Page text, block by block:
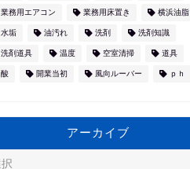
業務用エアコン 業務用床置き 横浜油脂
水垢 油汚れ 洗剤 洗剤知識
洗剤道具 温度 空室清掃 道具
酸 開業当初 風向ルーバー ｐｈ
アーカイブ